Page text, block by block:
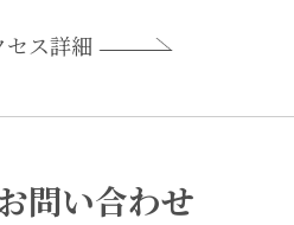
セス詳細
問い合わせ